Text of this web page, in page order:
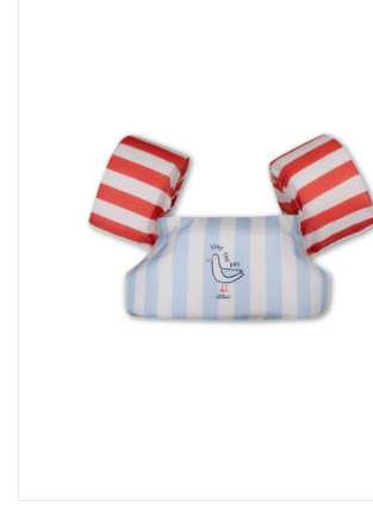
kinderkamer
eten & drinken